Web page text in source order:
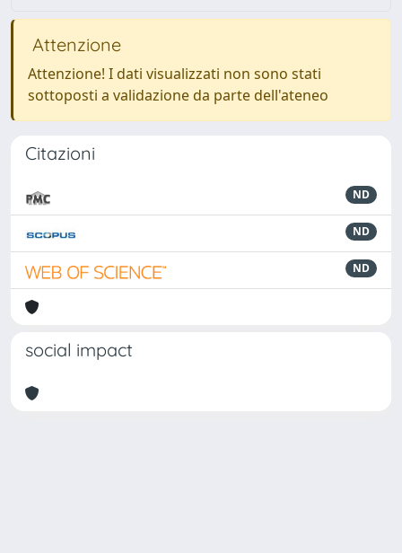
Attenzione
Attenzione! I dati visualizzati non sono stati
sottoposti a validazione da parte dell'ateneo
Citazioni
ND
ND
ND
social impact